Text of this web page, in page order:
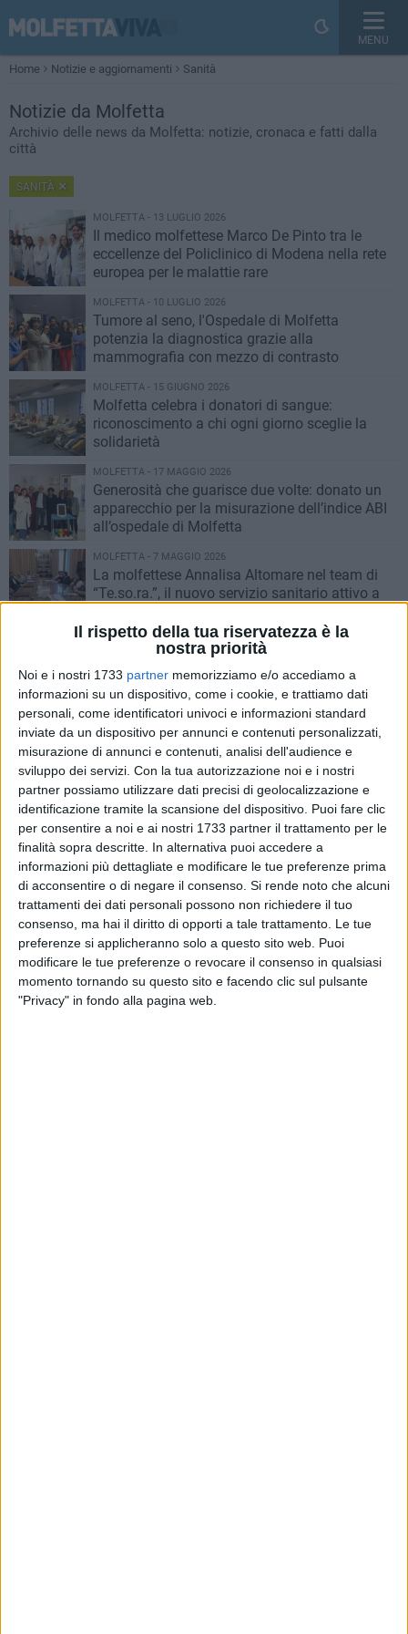
Il rispetto della tua riservatezza è la
nostra priorità
Noi e i nostri 1733 partner memorizziamo e/o accediamo a
informazioni su un dispositivo, come i cookie, e trattiamo dati
personali, come identificatori univoci e informazioni standard
inviate da un dispositivo per annunci e contenuti personalizzati,
misurazione di annunci e contenuti, analisi dell'audience e
sviluppo dei servizi. Con la tua autorizzazione noi e i nostri
partner possiamo utilizzare dati precisi di geolocalizzazione e
identificazione tramite la scansione del dispositivo. Puoi fare clic
per consentire a noi e ai nostri 1733 partner il trattamento per le
finalità sopra descritte. In alternativa puoi accedere a
informazioni più dettagliate e modificare le tue preferenze prima
di acconsentire o di negare il consenso. Si rende noto che alcuni
trattamenti dei dati personali possono non richiedere il tuo
consenso, ma hai il diritto di opporti a tale trattamento. Le tue
preferenze si applicheranno solo a questo sito web. Puoi
modificare le tue preferenze o revocare il consenso in qualsiasi
momento tornando su questo sito e facendo clic sul pulsante
"Privacy" in fondo alla pagina web.
MENU
Home Notizie e aggiornamenti Sanità
Notizie da Molfetta
Archivio delle news da Molfetta: notizie, cronaca e fatti dalla
città
SANITÀ
MOLFETTA - 13 LUGLIO 2026
Il medico molfettese Marco De Pinto tra le
eccellenze del Policlinico di Modena nella rete
europea per le malattie rare
MOLFETTA - 10 LUGLIO 2026
Tumore al seno, l'Ospedale di Molfetta
potenzia la diagnostica grazie alla
mammografia con mezzo di contrasto
MOLFETTA - 15 GIUGNO 2026
Molfetta celebra i donatori di sangue:
riconoscimento a chi ogni giorno sceglie la
solidarietà
MOLFETTA - 17 MAGGIO 2026
Generosità che guarisce due volte: donato un
apparecchio per la misurazione dell’indice ABI
all’ospedale di Molfetta
MOLFETTA - 7 MAGGIO 2026
La molfettese Annalisa Altomare nel team di
“Te.so.ra.”, il nuovo servizio sanitario attivo a
MOLFETTA - 17 MARZO 2026
Sanità digitale, Spaccavento: «Il Fascicolo
sanitario elettronico è strategico, ma deve
diventare davvero centrale»
MOLFETTA - 9 MARZO 2026
Giornata Mondiale del Rene: test, misurazioni e
visite gratuite in Nefrologia a Molfetta
MOLFETTA - 3 MARZO 2026
Nuovo ospedale del Nord Barese: previsti 250
posti letto e 14 discipline mediche e
chirurgiche
MOLFETTA - 26 FEBBRAIO 2026
Felice Spaccavento presenta il nuovo sportello
dedicato alle malattie rare del Policlinico di
Bari
MOLFETTA - 14 FEBBRAIO 2026
Ospedale di Molfetta, attivo l’Ambulatorio di